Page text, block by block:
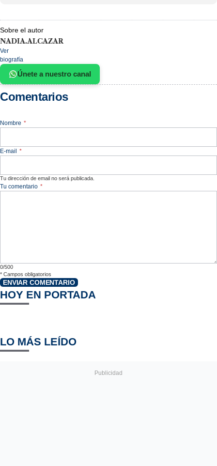
Sobre el autor
NADIA.ALCAZAR
Ver
biografía
Únete a nuestro canal
Comentarios
Nombre *
E-mail *
Tu dirección de email no será publicada.
Tu comentario *
0/500
* Campos obligatorios
ENVIAR COMENTARIO
HOY EN PORTADA
LO MÁS LEÍDO